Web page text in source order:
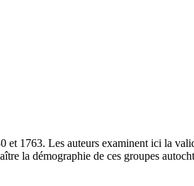
et 1763. Les auteurs examinent ici la
la démographie de ces groupes